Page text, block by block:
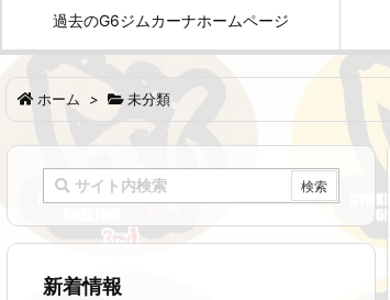
過去のG6ジムカーナホームページ
ホーム > 未分類
新着情報